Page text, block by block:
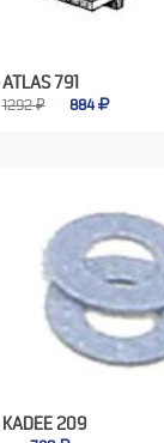
ATLAS 791
1292 ₽ 884
KADEE 209